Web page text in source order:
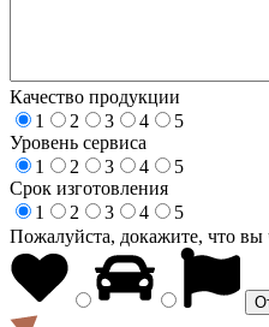
Качество продукции
1
2 3 4
5
Уровень сервиса
1
2 3 4
5
Срок изготовления
1
2 3 4
5
Пожалуйста, докажите, что вы